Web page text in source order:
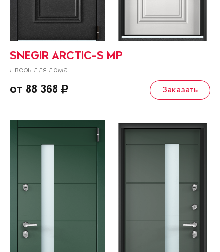
SNEGIR ARCTIC-S MP
Дверь для дома
от 88 368 Заказать